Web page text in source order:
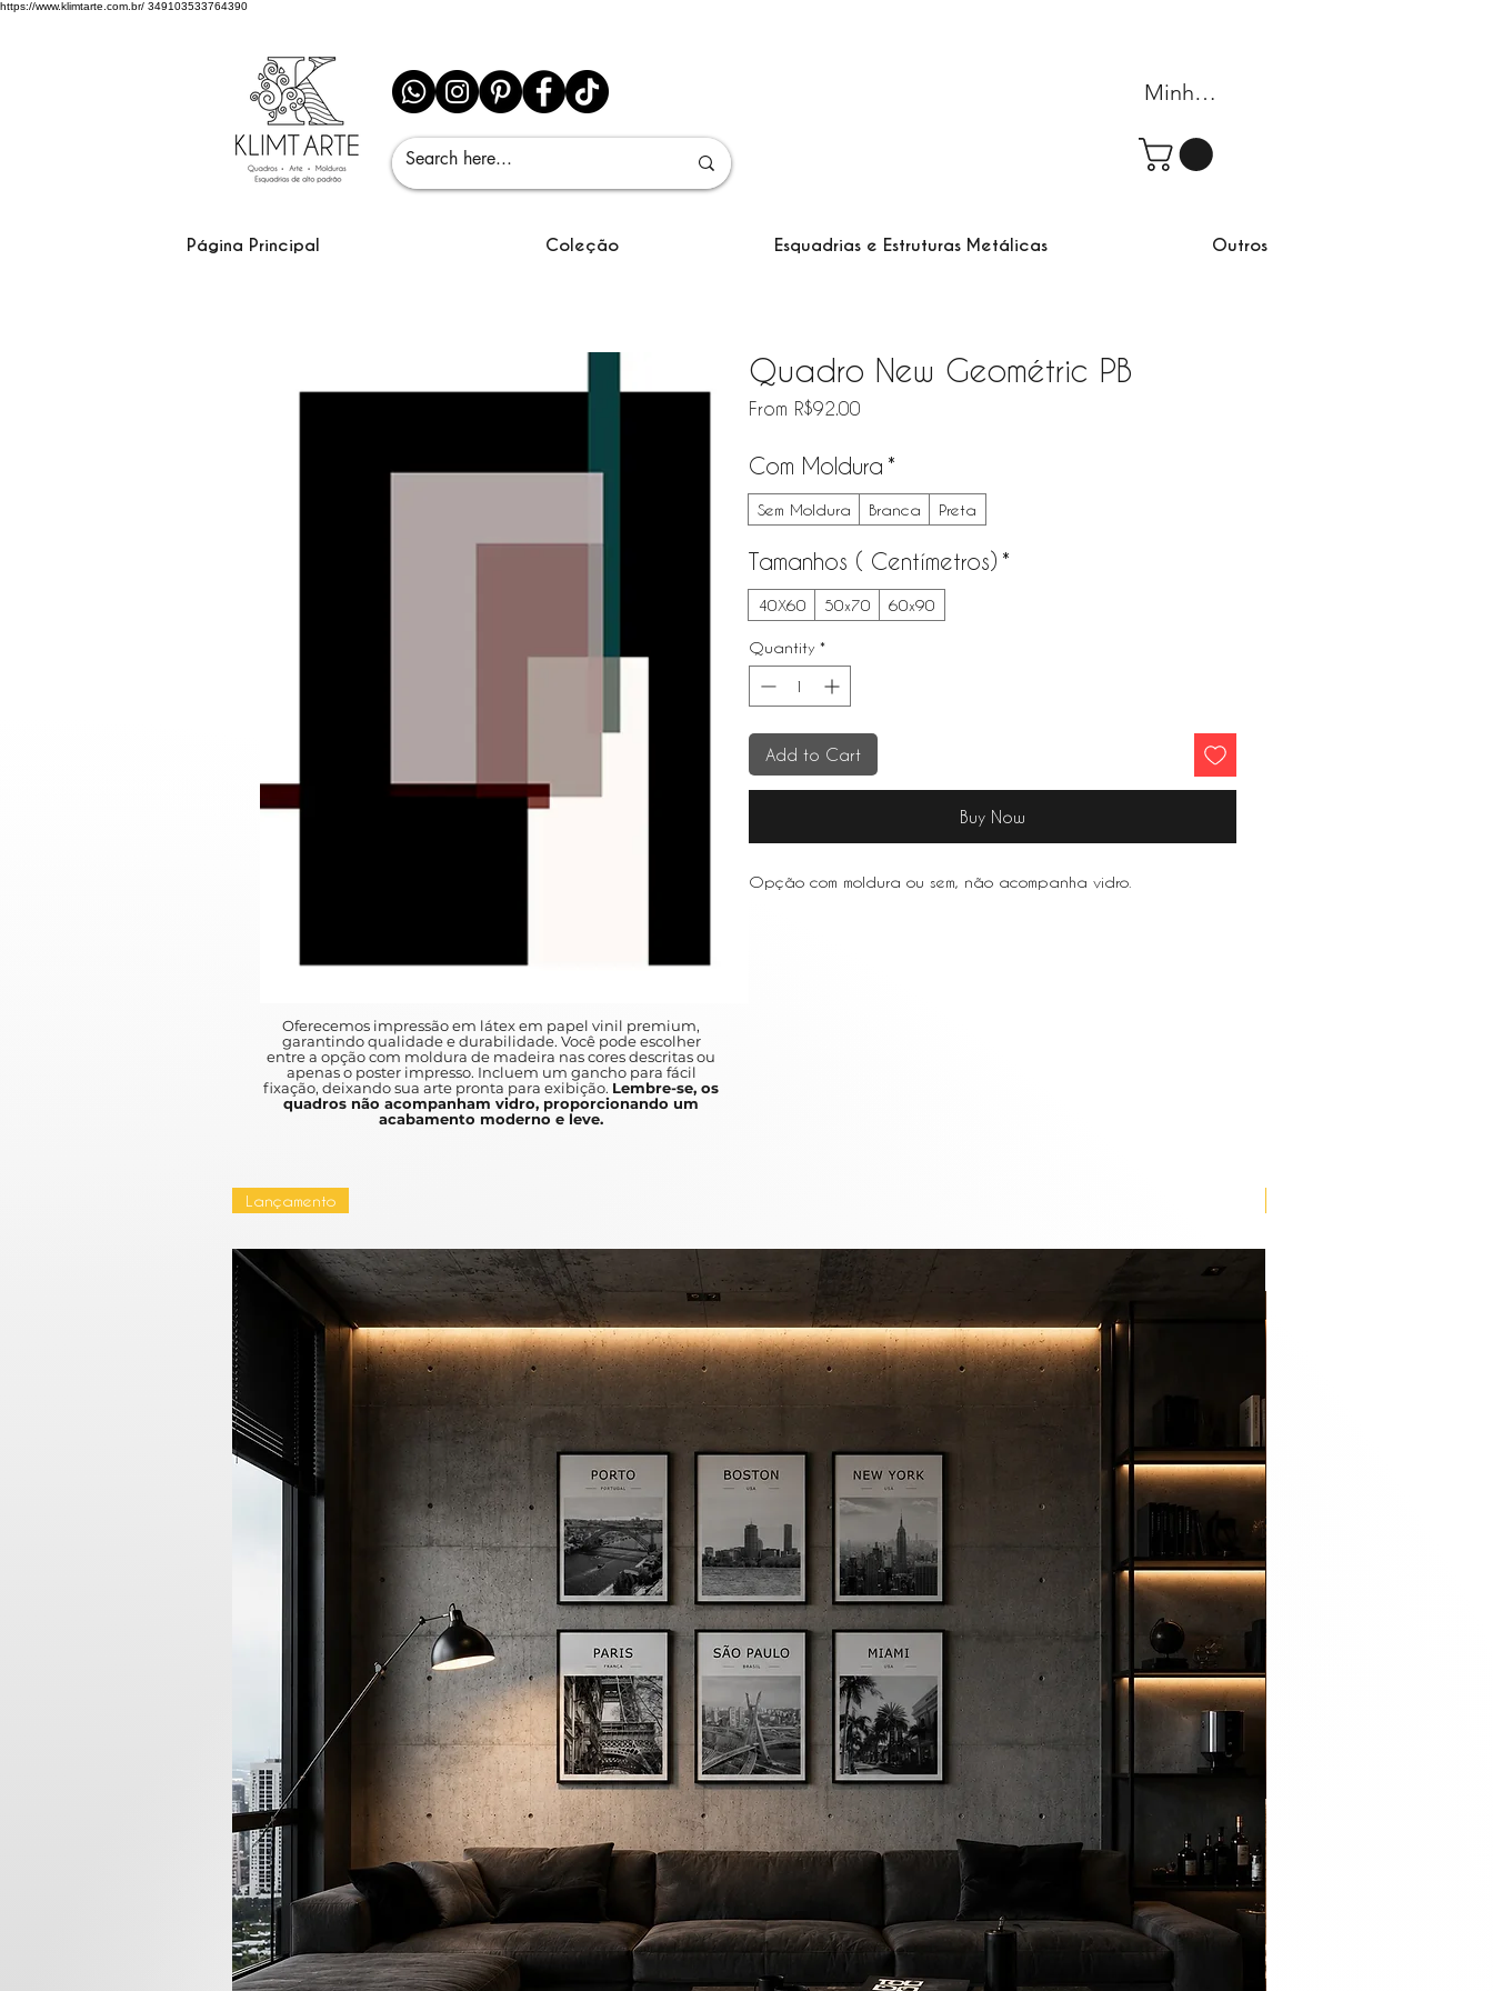
https://www.klimtarte.com.br/ 349103533764390
Minha conta
Página Principal Coleção Esquadrias e Estruturas Metálicas Outros
Quadro New Geométric PB
From R$92.00Sale Price
Com Moldura *
Sem Moldura Branca Preta
Tamanhos ( Centímetros) *
40X60 50x70 60x90
Quantity *
Add to Cart
Buy Now
Opção com moldura ou sem, não acompanha vidro.
Oferecemos impressão em látex em papel vinil premium,
garantindo qualidade e durabilidade. Você pode escolher
entre a opção com moldura de madeira nas cores descritas ou
apenas o poster impresso. Incluem um gancho para fácil
fixação, deixando sua arte pronta para exibição. Lembre-se, os
quadros não acompanham vidro, proporcionando um
acabamento moderno e leve.
Lançamento